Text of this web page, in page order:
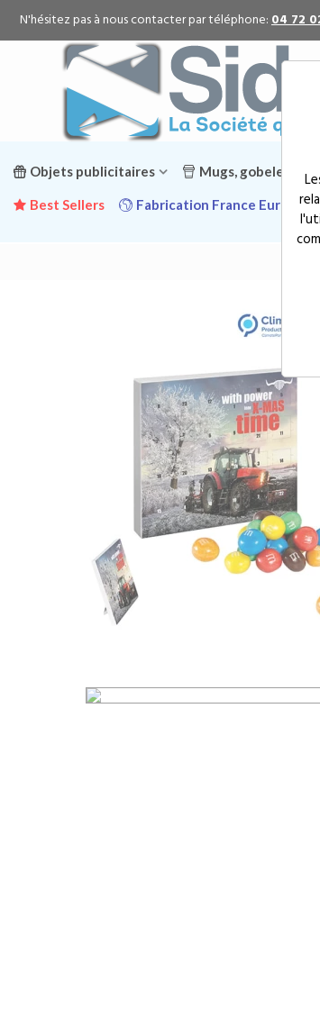
N'hésitez pas à nous contacter par téléphone:04 72
Objets publicitaires Mugs, gobelets &
Best Sellers Fabrication France Europe